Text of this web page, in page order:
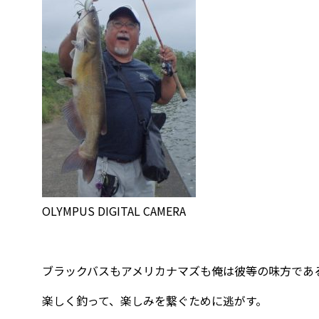
OLYMPUS DIGITAL CAMERA
ブラックバスもアメリカナマズも俺は彼等の味方であ
楽しく釣って、楽しみを繋ぐために逃がす。